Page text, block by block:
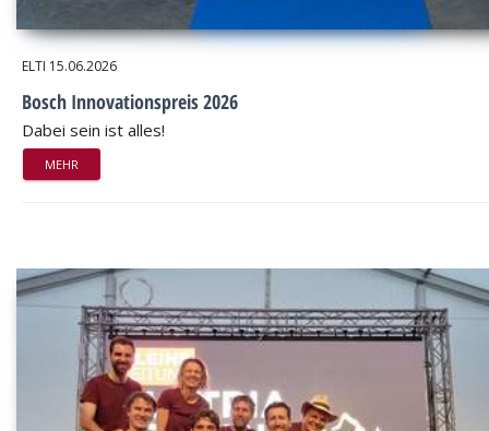
ELTI 15.06.2026
Bosch Innovationspreis 2026
Dabei sein ist alles!
MEHR